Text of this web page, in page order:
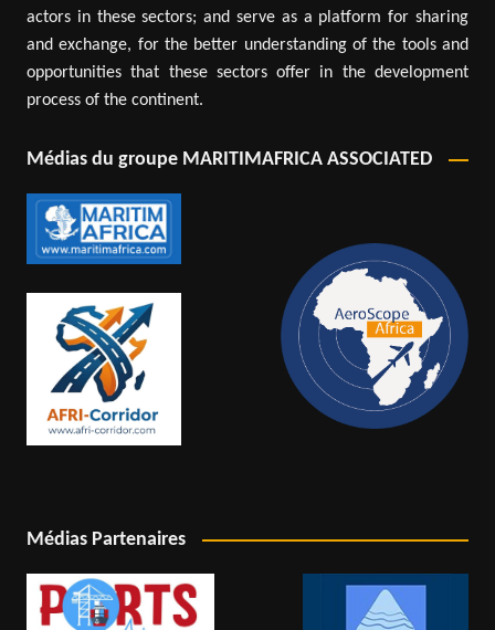
actors in these sectors; and serve as a platform for sharing
and exchange, for the better understanding of the tools and
opportunities that these sectors offer in the development
process of the continent.
Médias du groupe MARITIMAFRICA ASSOCIATED
Médias Partenaires